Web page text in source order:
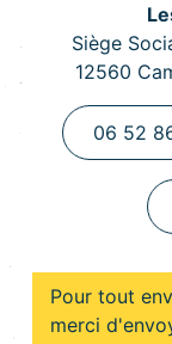
Siège
12560
06 52
Pour tout
merci